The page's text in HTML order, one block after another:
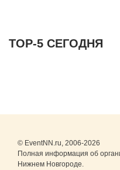
ТОР-5 СЕГОДНЯ
© EventNN.ru, 2006-2026
Полная информация об
Нижнем Новгороде.